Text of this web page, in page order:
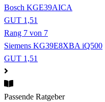
Bosch KGE39AICA
GUT 1,51
Rang 7 von 7
Siemens KG39E8XBA iQ500
GUT 1,51
Passende Ratgeber